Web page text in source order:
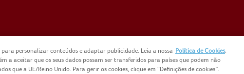
PORTUGAL 2025 CONTACTOS NOMAD FOODSSITEMAP POLÍTICA
para personalizar conteúdos e adaptar publicidade. Leia a nossa Política de Cookies.
a aceitar que os seus dados possam ser transferidos para países que podem não
que a UE/Reino Unido. Para gerir os cookies, clique em “Definições de cookies”.